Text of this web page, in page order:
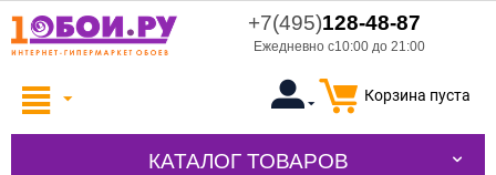
+7(495)128-48-87
Ежедневно с10:00 до 21:00
Корзина пуста
КАТАЛОГ ТОВАРОВ